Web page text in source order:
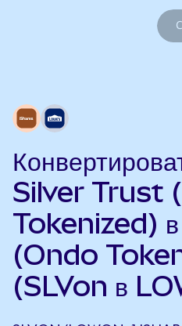
Silver Trust
Tokenized)
(Ondo
(SLVon в